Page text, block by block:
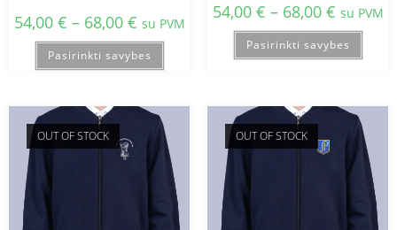
54,00 € – 68,00 € su PVM
Pasirinkti savybes
54,00 € – 68,00 € su PVM
Pasirinkti savybes
OUT OF STOCK OUT OF STOCK